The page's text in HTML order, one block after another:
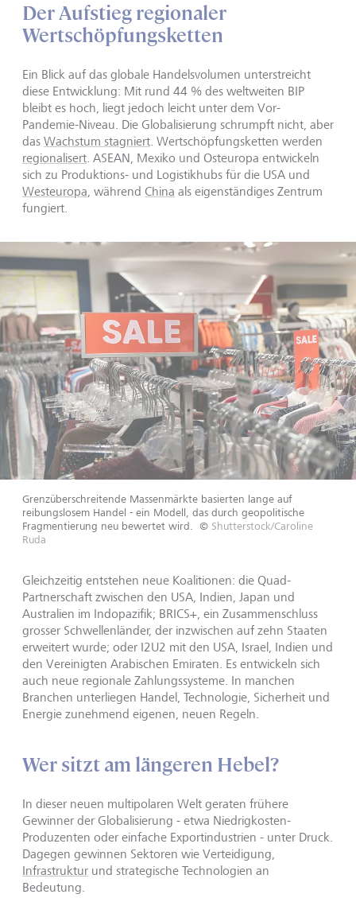
Der Aufstieg regionaler
Wertschöpfungsketten
Ein Blick auf das globale Handelsvolumen unterstreicht
diese Entwicklung: Mit rund 44 % des weltweiten BIP
bleibt es hoch, liegt jedoch leicht unter dem Vor-
Pandemie-Niveau. Die Globalisierung schrumpft nicht, aber
das Wachstum stagniert. Wertschöpfungsketten werden
regionalisert. ASEAN, Mexiko und Osteuropa entwickeln
sich zu Produktions- und Logistikhubs für die USA und
Westeuropa, während China als eigenständiges Zentrum
fungiert.
Grenzüberschreitende Massenmärkte basierten lange auf
reibungslosem Handel - ein Modell, das durch geopolitische
Fragmentierung neu bewertet wird.
© Shutterstock/Caroline
Ruda
Gleichzeitig entstehen neue Koalitionen: die Quad-
Partnerschaft zwischen den USA, Indien, Japan und
Australien im Indopazifik; BRICS+, ein Zusammenschluss
grosser Schwellenländer, der inzwischen auf zehn Staaten
erweitert wurde; oder I2U2 mit den USA, Israel, Indien und
den Vereinigten Arabischen Emiraten. Es entwickeln sich
auch neue regionale Zahlungssysteme. In manchen
Branchen unterliegen Handel, Technologie, Sicherheit und
Energie zunehmend eigenen, neuen Regeln.
Wer sitzt am längeren Hebel?
In dieser neuen multipolaren Welt geraten frühere
Gewinner der Globalisierung - etwa Niedrigkosten-
Produzenten oder einfache Exportindustrien - unter Druck.
Dagegen gewinnen Sektoren wie Verteidigung,
Infrastruktur und strategische Technologien an
Bedeutung.